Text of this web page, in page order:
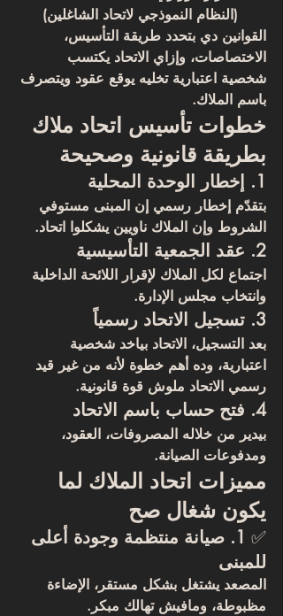
(النظام النموذجي لاتحاد الشاغلين)
القوانين دي بتحدد طريقة التأسيس،
الاختصاصات، وإزاي الاتحاد يكتسب
شخصية اعتبارية تخليه يوقع عقود ويتصرف
باسم الملاك.
خطوات تأسيس اتحاد ملاك
بطريقة قانونية وصحيحة
1. إخطار الوحدة المحلية
بتقدّم إخطار رسمي إن المبنى مستوفي
الشروط وإن الملاك ناويين يشكلوا اتحاد.
2. عقد الجمعية التأسيسية
اجتماع لكل الملاك لإقرار اللائحة الداخلية
وانتخاب مجلس الإدارة.
3. تسجيل الاتحاد رسمياً
بعد التسجيل، الاتحاد بياخد شخصية
اعتبارية، وده أهم خطوة لأنه من غير قيد
رسمي الاتحاد ملوش قوة قانونية.
4. فتح حساب باسم الاتحاد
بيدير من خلاله المصروفات، العقود،
ومدفوعات الصيانة.
مميزات اتحاد الملاك لما
يكون شغال صح
✅
1. صيانة منتظمة وجودة أعلى
للمبنى
المصعد يشتغل بشكل مستقر، الإضاءة
مظبوطة، ومافيش تهالك مبكر.